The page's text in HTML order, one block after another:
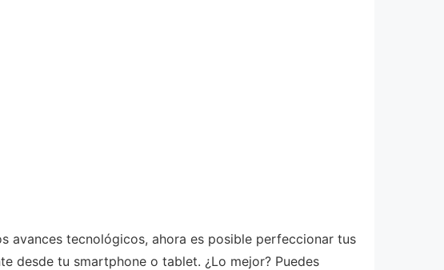
avances tecnológicos, ahora es posible perfeccionar tus
desde tu smartphone o tablet. ¿Lo mejor? Puedes